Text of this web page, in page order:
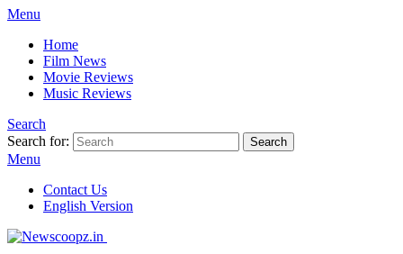
Menu
Home
Film News
Movie Reviews
Music Reviews
Search
Search for:
Search
Menu
Contact Us
English Version